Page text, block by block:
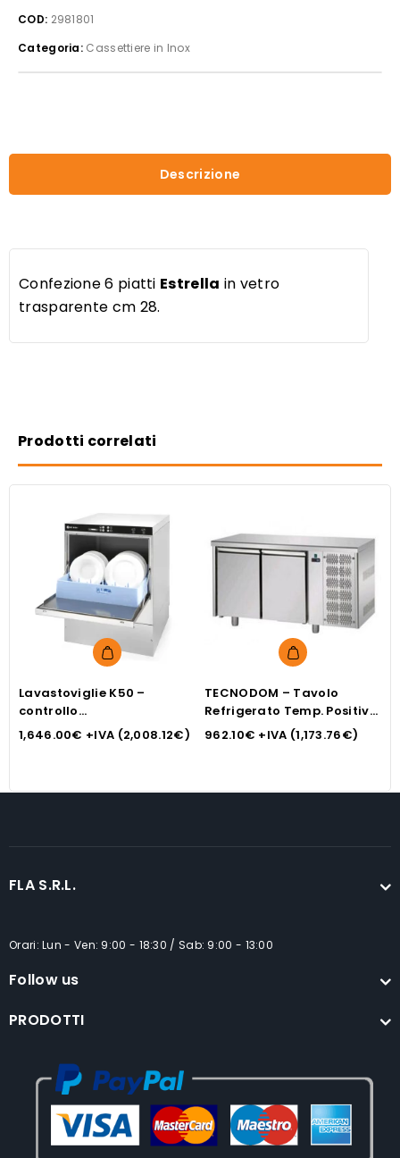
Piatti
quantità
COD: 2981801
Categoria: Cassettiere in Inox
Descrizione
Confezione 6 piatti Estrella in vetro
trasparente cm 28.
Prodotti correlati
Lavastoviglie K50 –
controllo
elettromeccanico, HENDI,
1,646.00€ +IVA (2,008.12€)
TECNODOM – Tavolo
Refrigerato Temp. Positiva
2 Sportelli GN 1/1 con Piano
962.10€ +IVA (1,173.76€)
FLA S.R.L.
Orari: Lun - Ven: 9:00 - 18:30 / Sab: 9:00 - 13:00
Follow us
PRODOTTI